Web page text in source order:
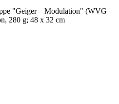
"Geiger – Modulation" (WVG
280 g; 48 x 32 cm